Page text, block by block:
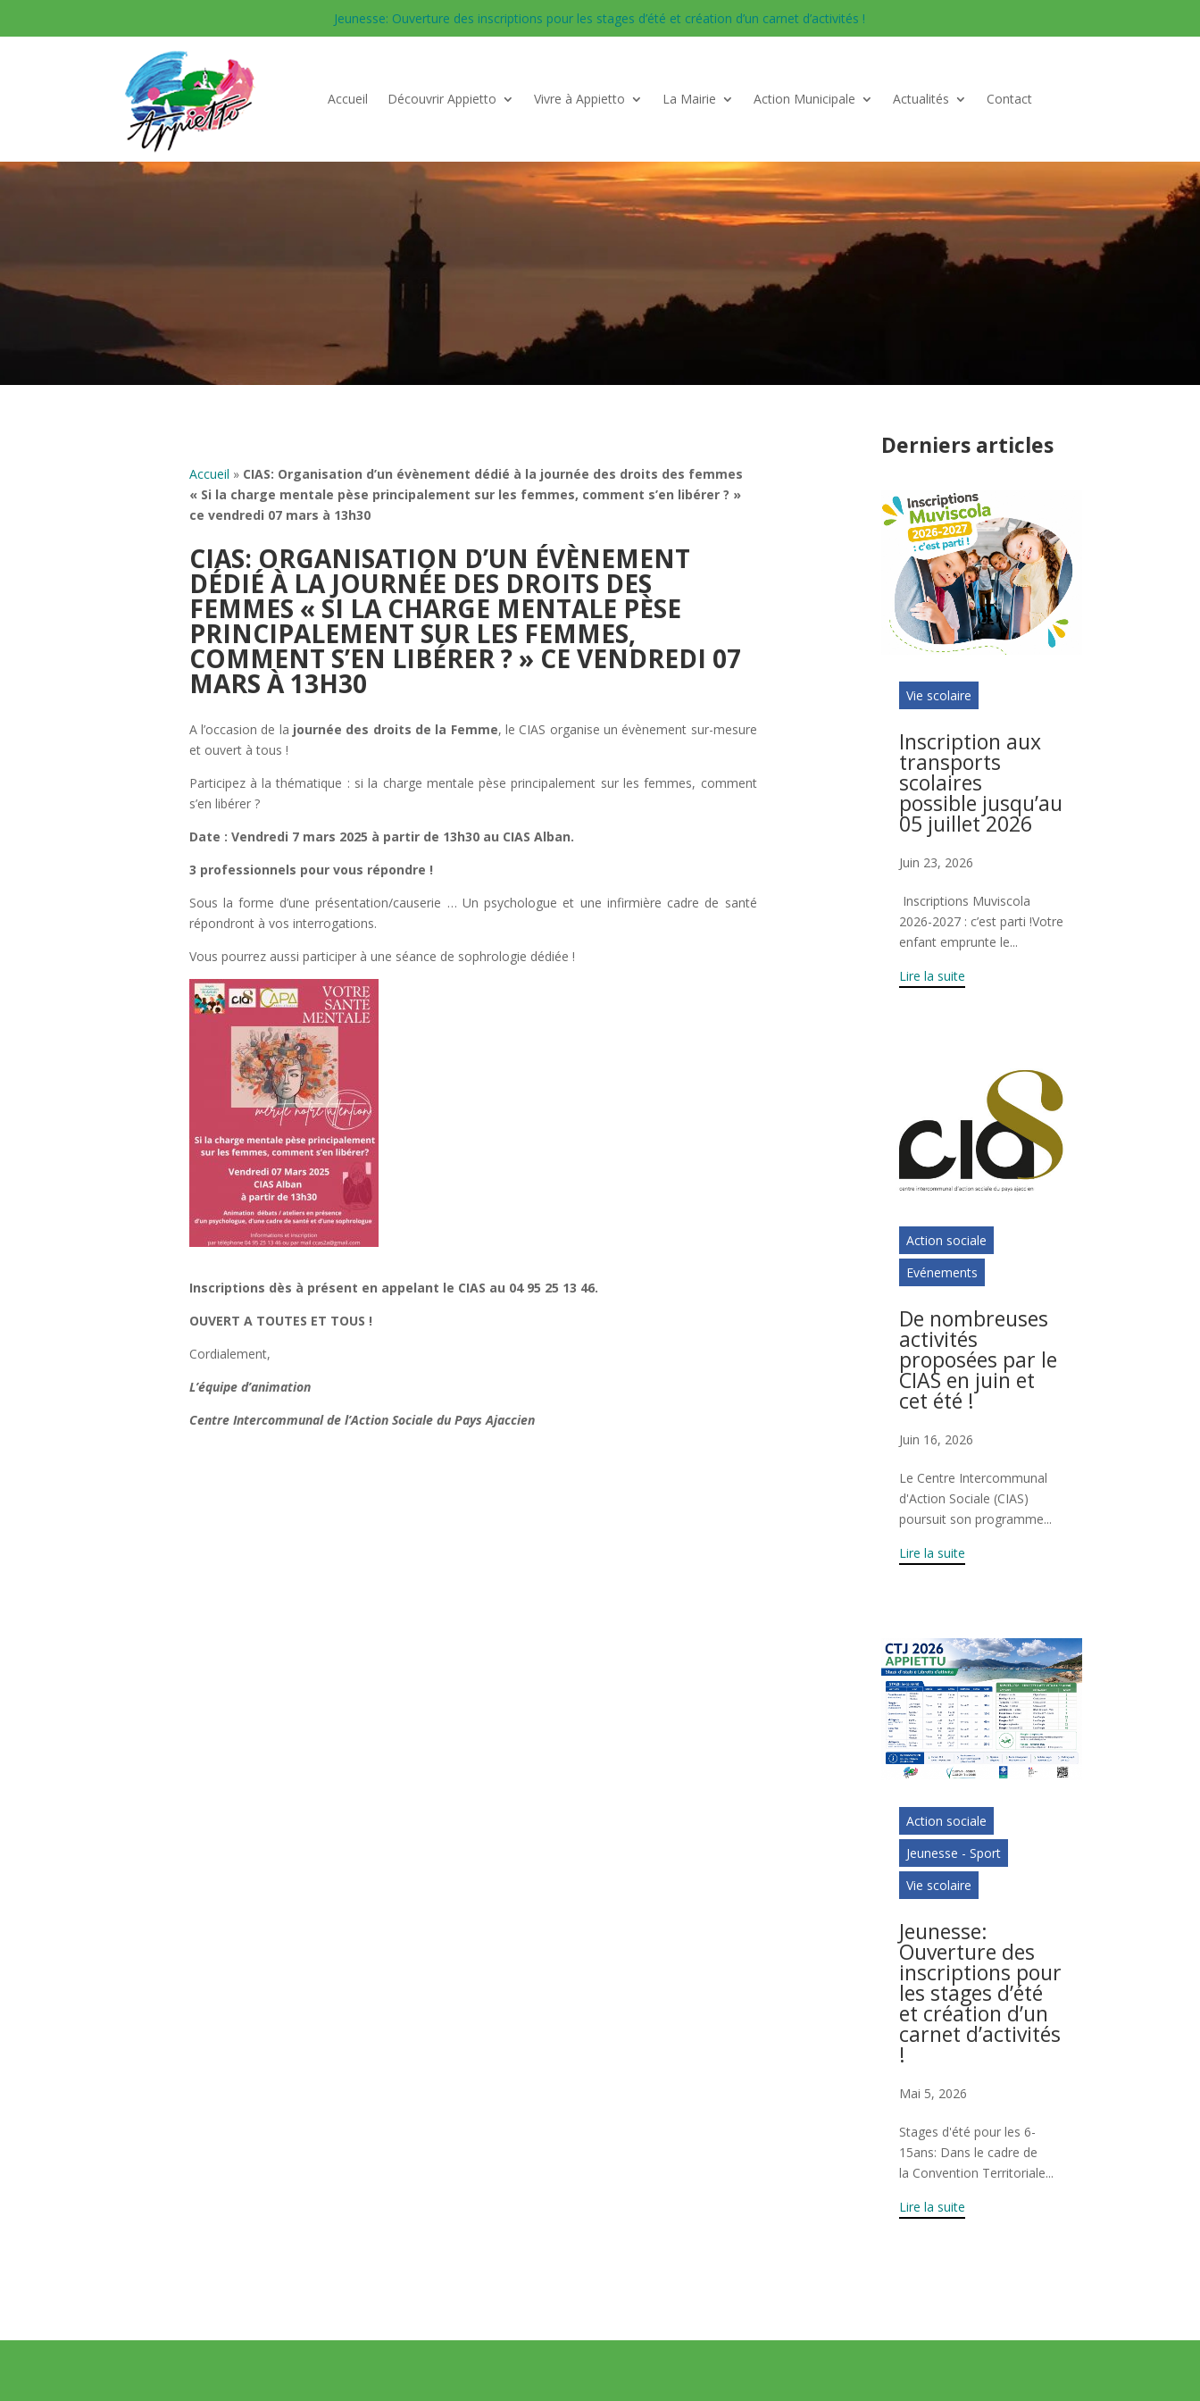
Jeunesse: Ouverture des inscriptions pour les stages d’été et création d’un carnet d’activités !
Accueil Découvrir Appietto Vivre à Appietto La Mairie Action Municipale Actualités Contact
Accueil » CIAS: Organisation d’un évènement dédié à la journée des droits des femmes
« Si la charge mentale pèse principalement sur les femmes, comment s’en libérer ? »
ce vendredi 07 mars à 13h30
CIAS: ORGANISATION D’UN ÉVÈNEMENT
DÉDIÉ À LA JOURNÉE DES DROITS DES
FEMMES « SI LA CHARGE MENTALE PÈSE
PRINCIPALEMENT SUR LES FEMMES,
COMMENT S’EN LIBÉRER ? » CE VENDREDI 07
MARS À 13H30
A l’occasion de la journée des droits de la Femme, le CIAS organise un évènement sur-mesure
et ouvert à tous !
Participez à la thématique : sila charge mentale pèse principalement sur les femmes, comment
s’en libérer ?
Date : Vendredi 7 mars 2025 à partir de 13h30 au CIAS Alban.
3 professionnels pour vous répondre !
Sous la forme d’une présentation/causerie … Un psychologue et une infirmière cadre de santé
répondront à vos interrogations.
Vous pourrez aussi participer à une séance de sophrologie dédiée !
Inscriptions dès à présent en appelant le CIAS au 04 95 25 13 46.
OUVERT A TOUTES ET TOUS !
Cordialement,
L’équipe d’animation
Centre Intercommunal de l’Action Sociale du Pays Ajaccien
Derniers articles
Vie scolaire
Inscription aux
transports
scolaires
possible jusqu’au
05 juillet 2026
Juin 23, 2026
Inscriptions Muviscola
2026-2027 : c’est parti !Votre
enfant emprunte le...
Lire la suite
Action sociale
Evénements
De nombreuses
activités
proposées par le
CIAS en juin et
cet été !
Juin 16, 2026
Le Centre Intercommunal
d'Action Sociale (CIAS)
poursuit son programme...
Lire la suite
Action sociale
Jeunesse - Sport
Vie scolaire
Jeunesse:
Ouverture des
inscriptions pour
les stages d’été
et création d’un
carnet d’activités
!
Mai 5, 2026
Stages d'été pour les 6-
15ans: Dans le cadre de
la Convention Territoriale...
Lire la suite